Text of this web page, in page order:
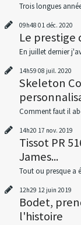
Trois longues
09h48 01 déc. 2020
Le prestige
En juillet dernier
14h59 08 juil. 2020
Skeleton
Comment faut il
14h20 17 nov. 2019
Tissot PR
James...
Tout ou presque a
12h29 12 juin 2019
Bodet,
l'histoire